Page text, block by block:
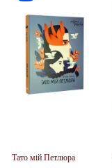
Тато мій Петлюра